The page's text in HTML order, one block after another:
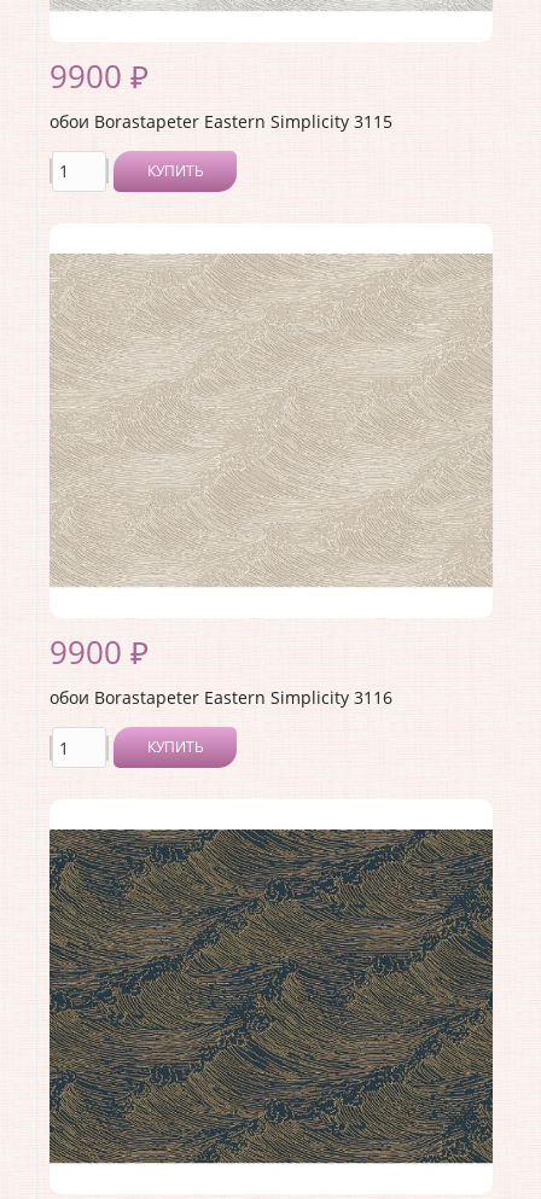
9900 ₽
обои Borastapeter Eastern Simplicity 3115
КУПИТЬ
Производитель:Borastapeter
Коллекция: Eastern Simplicity
Длина рулона:10.05
Ширина рулона:0.53
Материал покрытия:Без покрытия
Страна:Швеция
Материал основы:Флизелин
Раппорт:<>
9900 ₽
обои Borastapeter Eastern Simplicity 3116
КУПИТЬ
Производитель:Borastapeter
Коллекция:
Eastern Simplicity
Длина рулона:10.05
Ширина рулона:0.53
Материал покрытия:Без покрытия
Страна:Швеция
Материал основы:Флизелин
Раппорт:<>